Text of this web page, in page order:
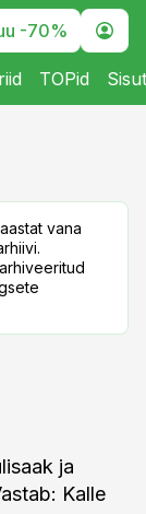
-70%
TOPid
vana
ja
Kalle